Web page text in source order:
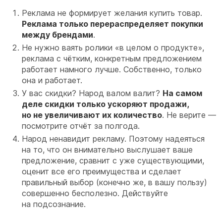
Реклама не формирует желания купить товар.
Реклама только перераспределяет покупки
между брендами.
Не нужно ваять ролики «в целом о продукте»,
реклама с чётким, конкретным предложением
работает намного лучше. Собственно, только
она и работает.
У вас скидки? Народ валом валит? На самом
деле скидки только ускоряют продажи,
но не увеличивают их количество. Не верите —
посмотрите отчёт за полгода.
Народ ненавидит рекламу. Поэтому надеяться
на то, что он внимательно выслушает ваше
предложение, сравнит с уже существующими,
оценит все его преимущества и сделает
правильный выбор (конечно же, в вашу пользу)
совершенно бесполезно. Действуйте
на подсознание.